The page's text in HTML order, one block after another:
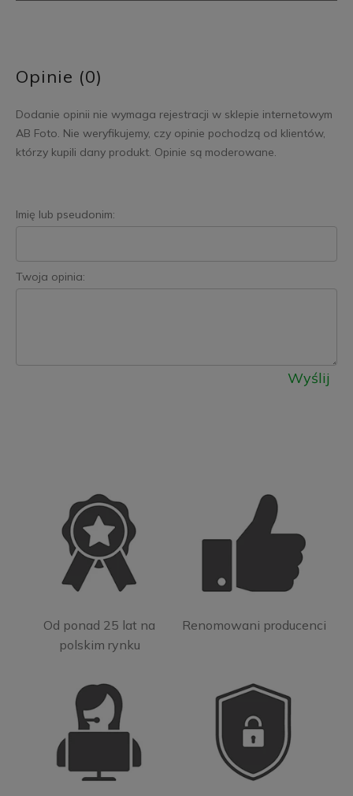
Opinie (0)
Dodanie opinii nie wymaga rejestracji w sklepie internetowym
AB Foto. Nie weryfikujemy, czy opinie pochodzą od klientów,
którzy kupili dany produkt. Opinie są moderowane.
Imię lub pseudonim:
Twoja opinia:
Wyślij
Od ponad 25 lat na
polskim rynku
Renomowani producenci